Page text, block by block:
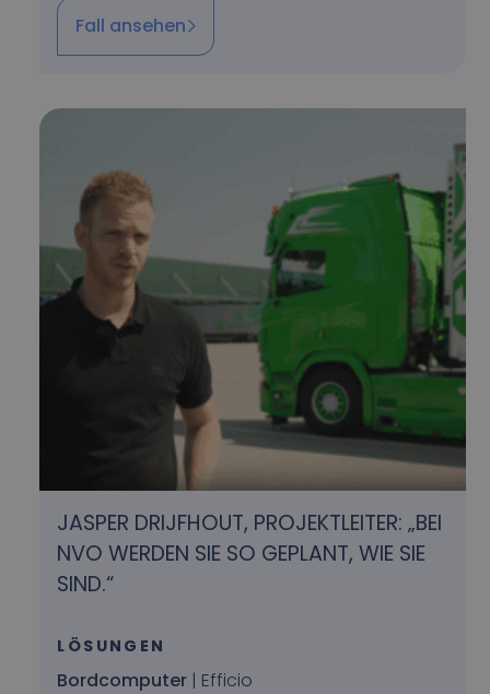
Fall ansehen
JASPER DRIJFHOUT, PROJEKTLEITER: „BEI
NVO WERDEN SIE SO GEPLANT, WIE SIE
SIND.“
LÖSUNGEN
Bordcomputer | Efficio